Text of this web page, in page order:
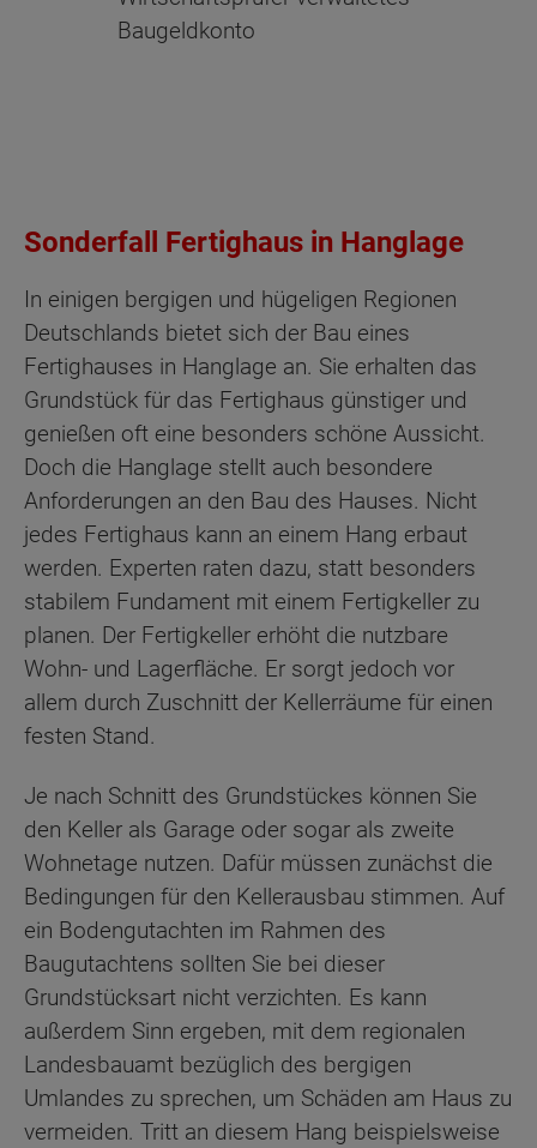
Baugeldkonto
Sonderfall Fertighaus in Hanglage
In einigen bergigen und hügeligen Regionen
Deutschlands bietet sich der Bau eines
Fertighauses in Hanglage an. Sie erhalten das
Grundstück für das Fertighaus günstiger und
genießen oft eine besonders schöne Aussicht.
Doch die Hanglage stellt auch besondere
Anforderungen an den Bau des Hauses. Nicht
jedes Fertighaus kann an einem Hang erbaut
werden. Experten raten dazu, statt besonders
stabilem Fundament mit einem Fertigkeller zu
planen. Der Fertigkeller erhöht die nutzbare
Wohn- und Lagerfläche. Er sorgt jedoch vor
allem durch Zuschnitt der Kellerräume für einen
festen Stand.
Je nach Schnitt des Grundstückes können Sie
den Keller als Garage oder sogar als zweite
Wohnetage nutzen. Dafür müssen zunächst die
Bedingungen für den Kellerausbau stimmen. Auf
ein Bodengutachten im Rahmen des
Baugutachtens sollten Sie bei dieser
Grundstücksart nicht verzichten. Es kann
außerdem Sinn ergeben, mit dem regionalen
Landesbauamt bezüglich des bergigen
Umlandes zu sprechen, um Schäden am Haus zu
vermeiden. Tritt an diesem Hang beispielsweise